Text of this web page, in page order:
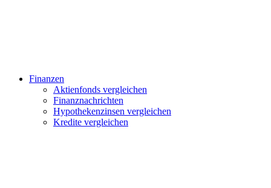
Finanzen
Aktienfonds vergleichen
Finanznachrichten
Hypothekenzinsen vergleichen
Kredite vergleichen